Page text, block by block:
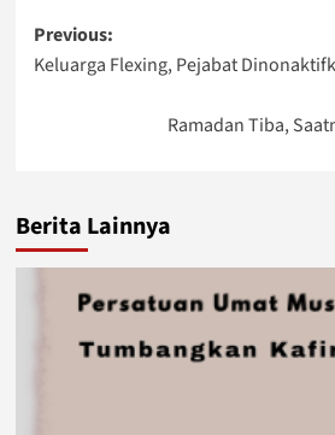
Post
navigation
Previous:
Keluarga Flexing, Pejabat
Ramadan Tiba,
Berita Lainnya